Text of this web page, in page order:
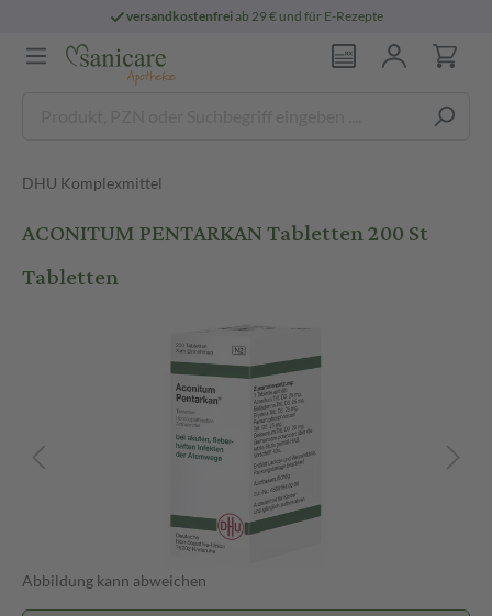
versandkostenfreiab 29 € und für E-Rezepte
DHU Komplexmittel
ACONITUM PENTARKAN Tabletten 200 St
Tabletten
Abbildung kann abweichen